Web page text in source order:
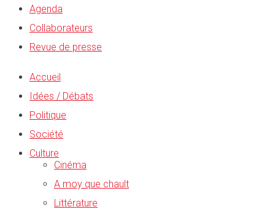
Agenda
Collaborateurs
Revue de presse
Accueil
Idées / Débats
Politique
Société
Culture
Cinéma
A moy que chault
Littérature